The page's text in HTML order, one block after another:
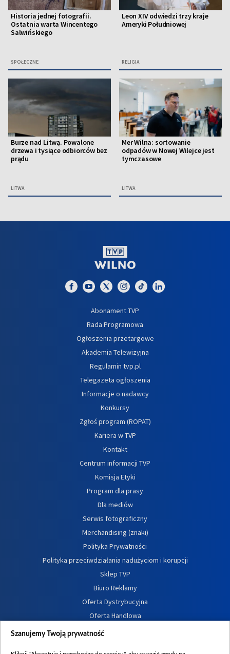
Historia jednej fotografii.
Ostatnia warta Wincentego
Salwińskiego
SPOŁECZNE
Leon XIV odwiedzi trzy kraje
Ameryki Południowej
RELIGIA
Burze nad Litwą. Powalone
drzewa i tysiące odbiorców bez
prądu
LITWA
Mer Wilna: sortowanie
odpadów w Nowej Wilejce jest
tymczasowe
LITWA
Abonament TVP
Rada Programowa
Ogłoszenia przetargowe
Akademia Telewizyjna
Regulamin tvp.pl
Telegazeta ogłoszenia
Informacje o nadawcy
Konkursy
Zgłoś program (ROPAT)
Kariera w TVP
Kontakt
Centrum informacji TVP
Komisja Etyki
Program dla prasy
Dla mediów
Serwis fotograficzny
Merchandising (znaki)
Polityka Prywatności
Polityka przeciwdziałania nadużyciom i korupcji
Sklep TVP
Biuro Reklamy
Oferta Dystrybucyjna
Oferta Handlowa
Dostępność
Szanujemy Twoją prywatność